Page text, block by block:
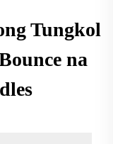
Tungkol
na